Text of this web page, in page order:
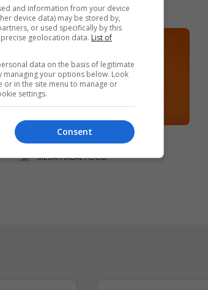
MEKA - për çdo shije
MEKA HALAL FOOD
and information from your device
device data) may be stored by,
or used specifically by this
geolocation data. List of
data on the basis of legitimate
managing your options below. Look
in the site menu to manage or
settings.
Consent